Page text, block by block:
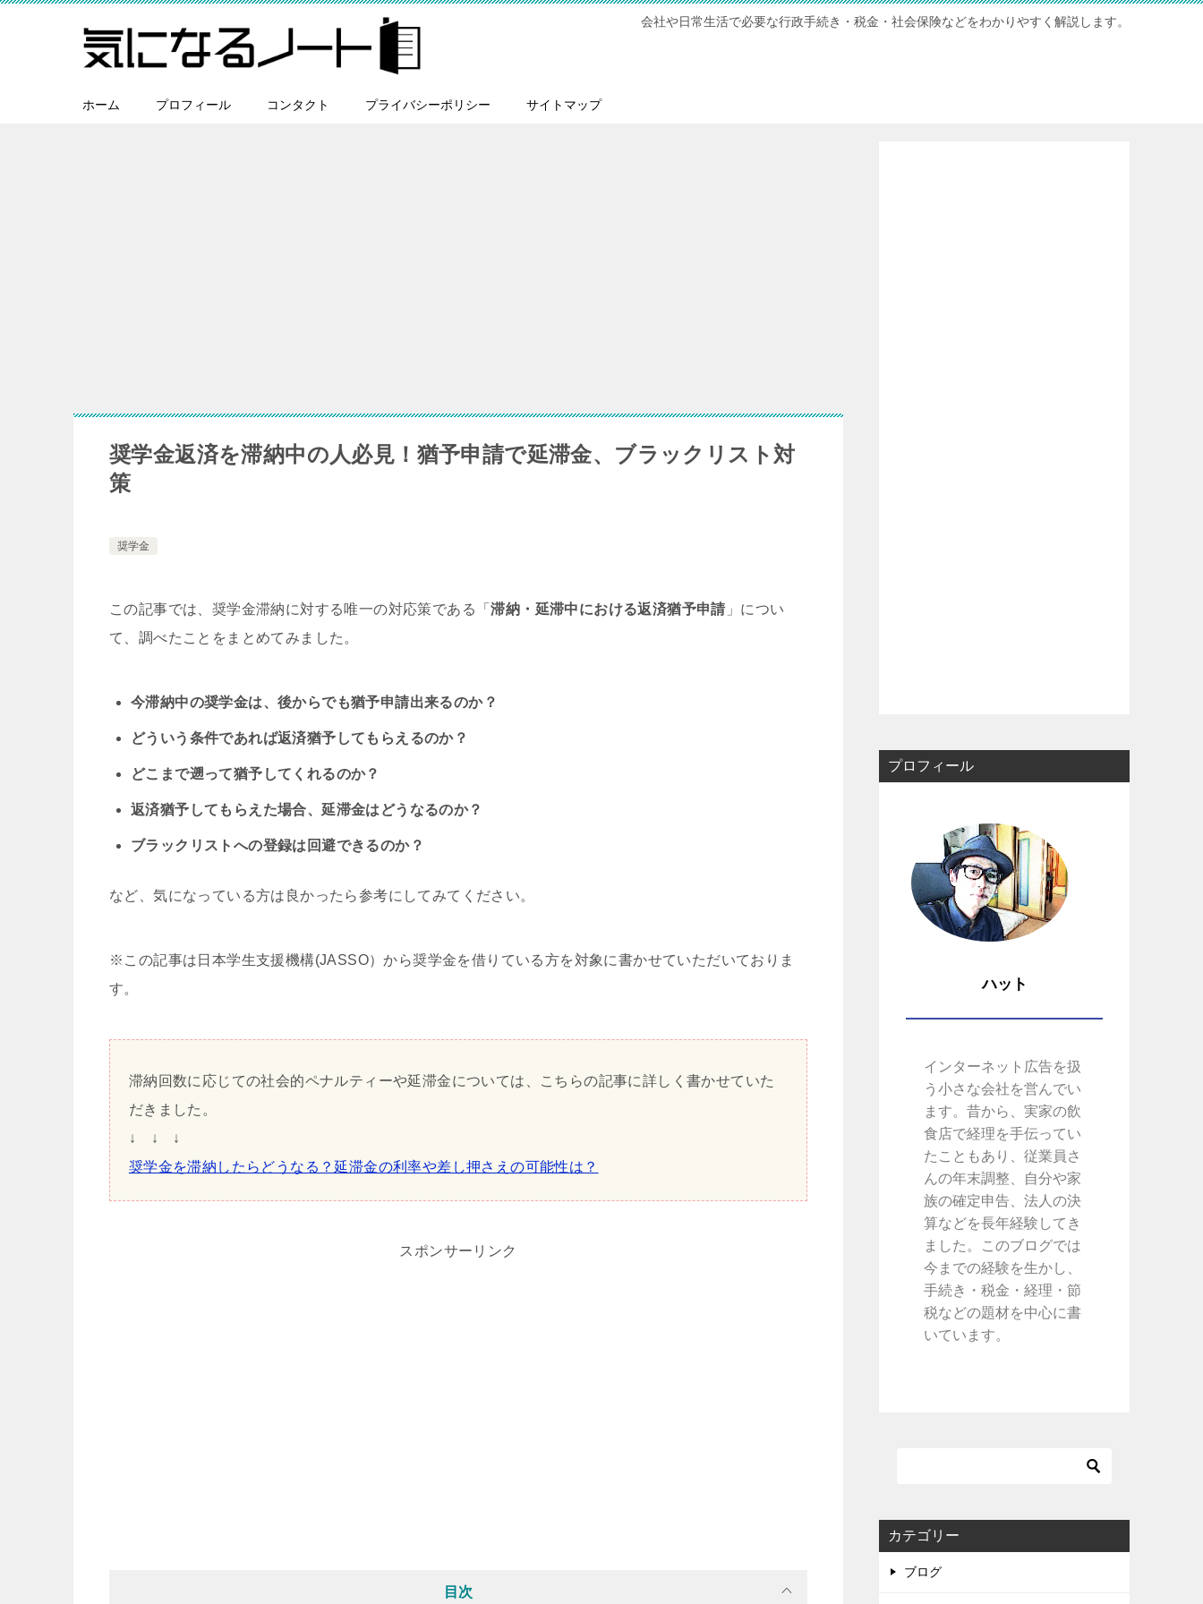
会社や日常生活で必要な行政手続き・税金・社会保険などをわかりやすく解説します。
ホーム プロフィール コンタクト プライバシーポリシー サイトマップ
奨学金返済を滞納中の人必見！猶予申請で延滞金、ブラックリスト対
策
奨学金
この記事では、奨学金滞納に対する唯一の対応策である「滞納・延滞中における返済猶予申請 」につい
て、調べたことをまとめてみました。
今滞納中の奨学金は、後からでも猶予申請出来るのか？
どういう条件であれば返済猶予してもらえるのか？
どこまで遡って猶予してくれるのか？
返済猶予してもらえた場合、延滞金はどうなるのか？
ブラックリストへの登録は回避できるのか？
など、気になっている方は良かったら参考にしてみてください。
※この記事は日本学生支援機構(JASSO）から奨学金を借りている方を対象に書かせていただいておりま
す。
滞納回数に応じての社会的ペナルティーや延滞金については、こちらの記事に詳しく書かせていた
だきました。
↓ ↓ ↓
奨学金を滞納したらどうなる？延滞金の利率や差し押さえの可能性は？
スポンサーリンク
目次
プロフィール
ハット
インターネット広告を扱
う小さな会社を営んでい
ます。昔から、実家の飲
食店で経理を手伝ってい
たこともあり、従業員さ
んの年末調整、自分や家
族の確定申告、法人の決
算などを長年経験してき
ました。このブログでは
今までの経験を生かし、
手続き・税金・経理・節
税などの題材を中心に書
いています。
カテゴリー
ブログ